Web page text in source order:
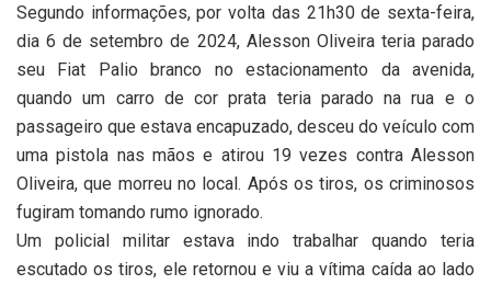
Segundo informações, por volta das 21h30 de sexta-feira,
dia 6 de setembro de 2024, Alesson Oliveira teria parado
seu Fiat Palio branco no estacionamento da avenida,
quando um carro de cor prata teria parado na rua e o
passageiro que estava encapuzado, desceu do veículo com
uma pistola nas mãos e atirou 19 vezes contra Alesson
Oliveira, que morreu no local. Após os tiros, os criminosos
fugiram tomando rumo ignorado.
Um policial militar estava indo trabalhar quando teria
escutado os tiros, ele retornou e viu a vítima caída ao lado